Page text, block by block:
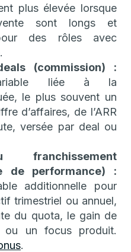
plus élevée lorsque
sont longs et
des rôles avec
(commission) :
variable liée à la
le plus souvent un
d’affaires, de l’ARR
versée par deal ou
franchissement
de performance) :
additionnelle pour
trimestriel ou annuel,
du quota, le gain de
ou un focus produit.
.